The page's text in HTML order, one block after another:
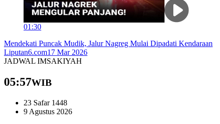
01:30
Mendekati Puncak Mudik, Jalur Nagreg Mulai Dipadati Kendaraan
Liputan6.com17 Mar 2026
JADWAL IMSAKIYAH
05:57WIB
23 Safar 1448
9 Agustus 2026